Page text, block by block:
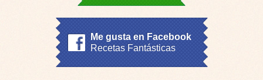
Me gusta en Facebook
Recetas Fantásticas